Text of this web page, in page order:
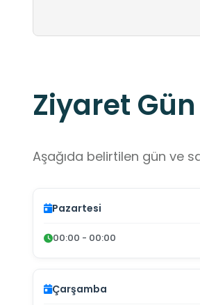
Ziyaret
Aşağıda belirtilen gün ve
Pazartesi
00:00 - 00:00
Çarşamba